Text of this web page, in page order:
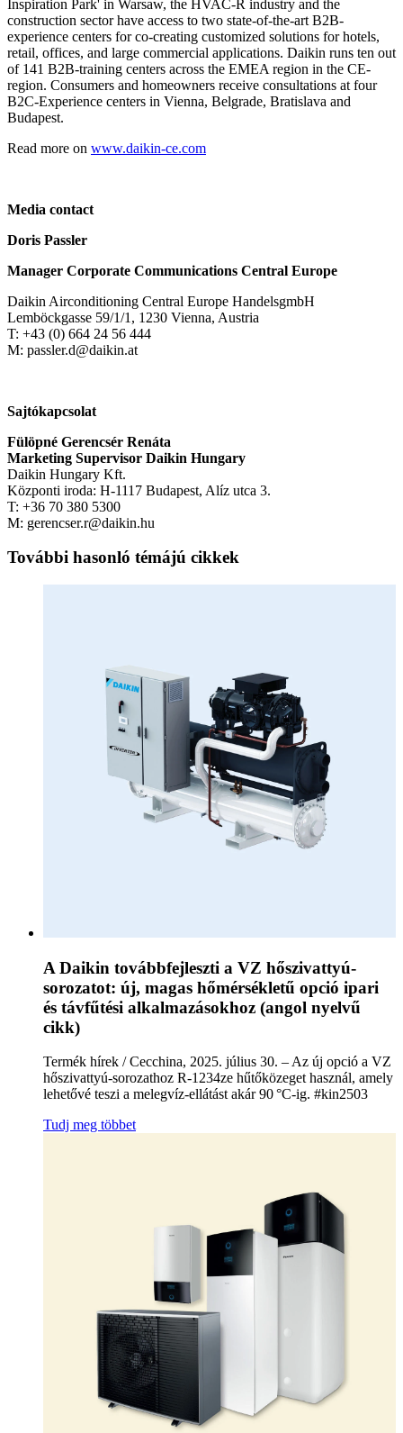
Inspiration Park' in Warsaw, the HVAC-R industry and the
construction sector have access to two state-of-the-art B2B-
experience centers for co-creating customized solutions for hotels,
retail, offices, and large commercial applications. Daikin runs ten out
of 141 B2B-training centers across the EMEA region in the CE-
region. Consumers and homeowners receive consultations at four
B2C-Experience centers in Vienna, Belgrade, Bratislava and
Budapest.
Read more on www.daikin-ce.com
Media contact
Doris Passler
Manager Corporate Communications Central Europe
Daikin Airconditioning Central Europe HandelsgmbH
Lemböckgasse 59/1/1, 1230 Vienna, Austria
T: +43 (0) 664 24 56 444
M: passler.d@daikin.at
Sajtókapcsolat
Fülöpné Gerencsér Renáta
Marketing Supervisor Daikin Hungary
Daikin Hungary Kft.
Központi iroda: H-1117 Budapest, Alíz utca 3.
T: +36 70 380 5300
M: gerencser.r@daikin.hu
További hasonló témájú cikkek
A Daikin továbbfejleszti a VZ hőszivattyú-
sorozatot: új, magas hőmérsékletű opció ipari
és távfűtési alkalmazásokhoz (angol nyelvű
cikk)
Termék hírek / Cecchina, 2025. július 30. – Az új opció a VZ
hőszivattyú-sorozathoz R-1234ze hűtőközeget használ, amely
lehetővé teszi a melegvíz-ellátást akár 90 °C-ig. #kin2503
Tudj meg többet